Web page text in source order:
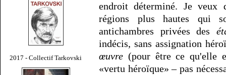
2017 - Collectif Tarkovski
endroit déterminé. Je
régions plus hautes qui
antichambres privées des
indécis, sans assignation
œuvre (pour être ce qu'elle
«vertu héroïque» – pas